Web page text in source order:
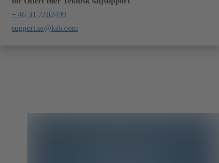
+ 46 31 7202499
support.se@ksb.com